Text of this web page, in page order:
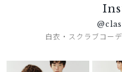
白衣・スクラブコー